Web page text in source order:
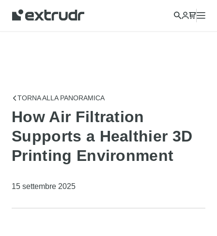
TORNA ALLA PANORAMICA
How Air Filtration
Supports a Healthier 3D
Printing Environment
15 settembre 2025